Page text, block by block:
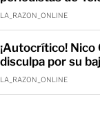
LA_RAZON_ONLINE
¡Autocrítico!
disculpa por su
LA_RAZON_ONLINE